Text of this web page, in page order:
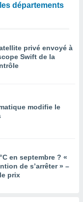
départements
privé envoyé à
Swift de la
modifie le
en septembre ? «
de s’arrêter » –
prix